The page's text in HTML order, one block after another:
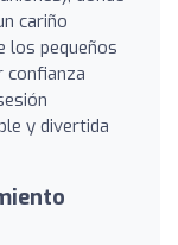
cariño
los pequeños
confianza
y divertida